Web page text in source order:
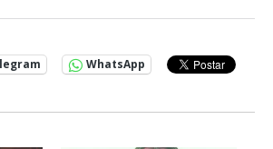
WhatsApp